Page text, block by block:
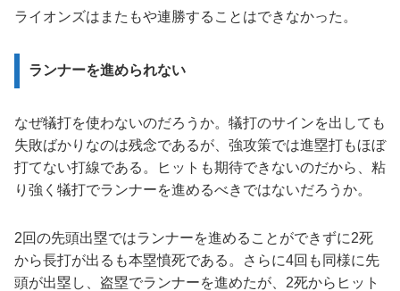
ライオンズはまたもや連勝することはできなかった。
ランナーを進められない
なぜ犠打を使わないのだろうか。犠打のサインを出しても
失敗ばかりなのは残念であるが、強攻策では進塁打もほぼ
打てない打線である。ヒットも期待できないのだから、粘
り強く犠打でランナーを進めるべきではないだろうか。
2回の先頭出塁ではランナーを進めることができずに2死
から長打が出るも本塁憤死である。さらに4回も同様に先
頭が出塁し、盗塁でランナーを進めたが、2死からヒット